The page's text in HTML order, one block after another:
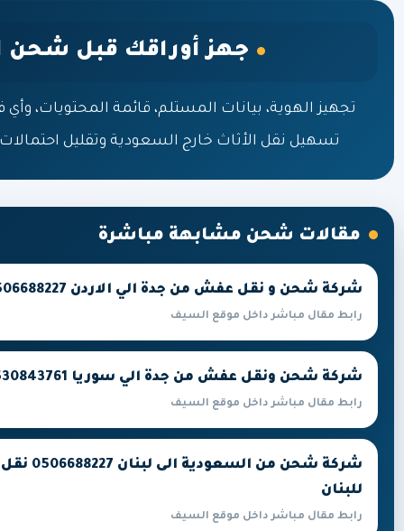
جهز أوراقك قبل شحن
تجهيز الهوية، بيانات المستلم، قائمة المحتويات،
تسهيل نقل الأثاث خارج السعودية وتقليل احتمالات
مقالات شحن مشابهة مباشرة
شركة شحن و نقل عفش من جدة الي الاردن 0506688227
رابط مقال مباشر داخل موقع السيف
شركة شحن ونقل عفش من جدة الي سوريا 0530843761
رابط مقال مباشر داخل موقع السيف
شركة شحن
للبنان
رابط مقال مباشر داخل موقع السيف